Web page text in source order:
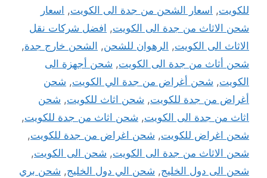
للكويت, اسعار الشحن من جدة الى الكويت, اسعار
شحن الاثاث من جدة الى الكويت, افضل شركات نقل
الاثاث الى الكويت, الرهوان للشحن, الشحن خارج جدة,
شحن أثاث من جدة الى الكويت, شحن أجهزة الى
الكويت, شحن أغراض من جدة الي الكويت, شحن
أغراض من جدة للكويت, شحن اثاث للكويت, شحن
اثاث من جدة الى الكويت, شحن اثاث من جدة للكويت,
شحن اغراض للكويت, شحن اغراض من جدة للكويت,
شحن الاثاث من جدة الى الكويت, شحن الى الكويت,
شحن الى دول الخليج, شحن الي دول الخليج, شحن بري